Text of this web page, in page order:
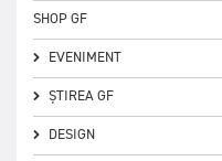
SHOP GF
EVENIMENT
ȘTIREA GF
DESIGN